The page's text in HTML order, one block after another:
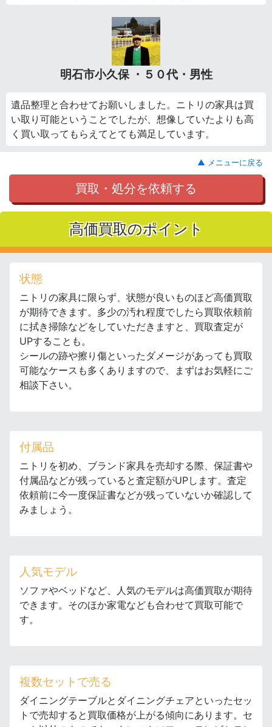
明石市小久保 ・５０代・男性
遺品整理と合わせてお願いしました。ニトリの家具は買
い取り可能ということでしたが、想像していたよりも高
く買い取ってもらえてとても満足しています。
▲ メニューに戻る
買取・処分を依頼する
高価買取のポイント
状態
ニトリの家具に限らず、状態が良いものほど高価買取
が期待できます。多少の汚れ程度でしたら買取依頼前
に拭き掃除などをしていただきますと、買取査定が
UPすることも。
シールの跡や擦り傷といったダメージがあっても買取
可能なケースも多くありますので、まずはお気軽にご
相談下さい。
付属品
ニトリを初め、ブランド家具を売却する際、保証書や
付属品などが残っていると査定額がUPします。査定
依頼前に今一度保証書などが残っていないか確認して
みましょう。
人気モデル
ソファやベッドなど、人気のモデルは高価買取が期待
できます。そのほか家電なども合わせて買取可能で
す。
複数セットで売る
ダイニングテーブルとダイニングチェアといったセッ
トで売却すると買取価格が上がる傾向にあります。セ